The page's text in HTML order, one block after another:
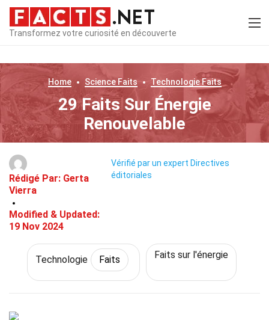
Transformez votre curiosité en découverte
Home ScienceFaits TechnologieFaits
29 Faits Sur Énergie
Renouvelable
Rédigé Par: Gerta
Vierra
Modified & Updated:
19 Nov 2024
Vérifié par un expert Directives
éditoriales
Technologie Faits Faits sur l'énergie